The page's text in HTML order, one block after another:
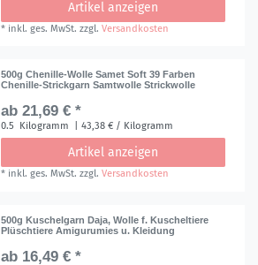
Artikel anzeigen
* inkl. ges. MwSt. zzgl.Versandkosten
500g Chenille-Wolle Samet Soft 39 Farben
Chenille-Strickgarn Samtwolle Strickwolle
ab 21,69 € *
0.5 Kilogramm | 43,38 € / Kilogramm
Artikel anzeigen
* inkl. ges. MwSt. zzgl.Versandkosten
500g Kuschelgarn Daja, Wolle f. Kuscheltiere
Plüschtiere Amigurumies u. Kleidung
ab 16,49 € *